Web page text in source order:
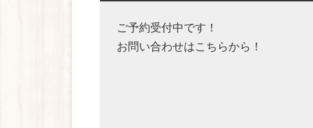
ご予約受付中です！
お問い合わせはこちらから！